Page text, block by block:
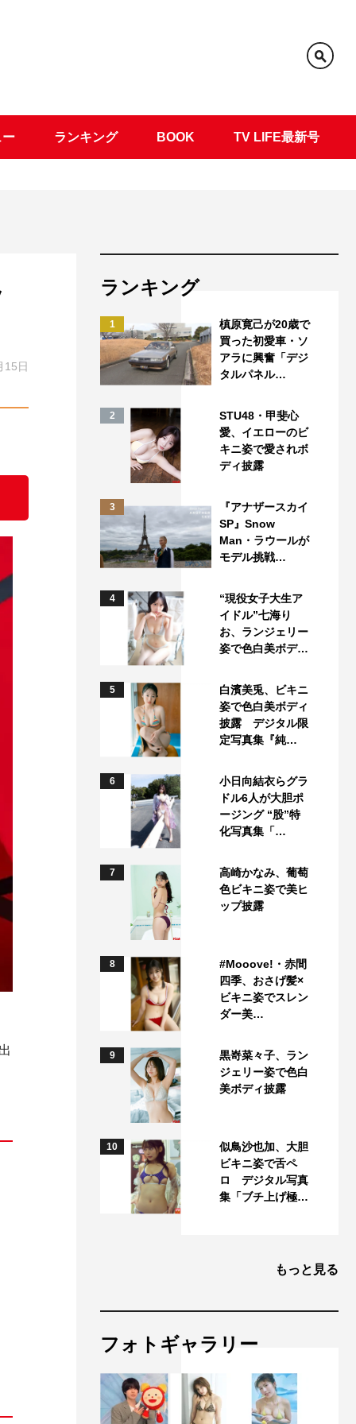
ー ランキング BOOK TV LIFE最新号
15日
ランキング
1
槙原寛己が20歳で
買った初愛車・ソ
アラに興奮「デジ
タルパネル…
2
STU48・甲斐心
愛、イエローのビ
キニ姿で愛されボ
ディ披露
3
『アナザースカイ
SP』Snow
Man・ラウールが
モデル挑戦…
4
“現役女子大生ア
イドル”七海り
お、ランジェリー
姿で色白美ボデ…
5
白濱美兎、ビキニ
姿で色白美ボディ
披露 デジタル限
定写真集『純…
6
小日向結衣らグラ
ドル6人が大胆ポ
ージング “股”特
化写真集「…
7
高崎かなみ、葡萄
色ビキニ姿で美ヒ
ップ披露
8
#Mooove!・赤間
四季、おさげ髪×
ビキニ姿でスレン
ダー美…
9
黒嵜菜々子、ラン
ジェリー姿で色白
美ボディ披露
10
似鳥沙也加、大胆
ビキニ姿で舌ペ
ロ デジタル写真
集「ブチ上げ極…
もっと見る
フォトギャラリー